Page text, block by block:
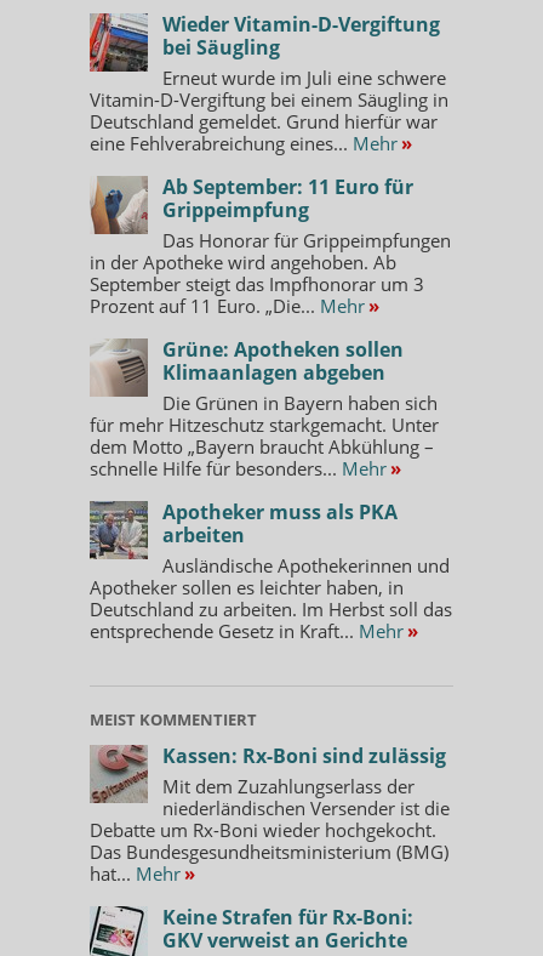
Wieder Vitamin-D-Vergiftung
bei Säugling
Erneut wurde im Juli eine schwere
Vitamin-D-Vergiftung bei einem Säugling in
Deutschland gemeldet. Grund hierfür war
eine Fehlverabreichung eines... Mehr »
Ab September: 11 Euro für
Grippeimpfung
Das Honorar für Grippeimpfungen
in der Apotheke wird angehoben. Ab
September steigt das Impfhonorar um 3
Prozent auf 11 Euro. „Die... Mehr »
Grüne: Apotheken sollen
Klimaanlagen abgeben
Die Grünen in Bayern haben sich
für mehr Hitzeschutz starkgemacht. Unter
dem Motto „Bayern braucht Abkühlung –
schnelle Hilfe für besonders... Mehr »
Apotheker muss als PKA
arbeiten
Ausländische Apothekerinnen und
Apotheker sollen es leichter haben, in
Deutschland zu arbeiten. Im Herbst soll das
entsprechende Gesetz in Kraft... Mehr »
MEIST KOMMENTIERT
Kassen: Rx-Boni sind zulässig
Mit dem Zuzahlungserlass der
niederländischen Versender ist die
Debatte um Rx-Boni wieder hochgekocht.
Das Bundesgesundheitsministerium (BMG)
hat... Mehr »
Keine Strafen für Rx-Boni:
GKV verweist an Gerichte